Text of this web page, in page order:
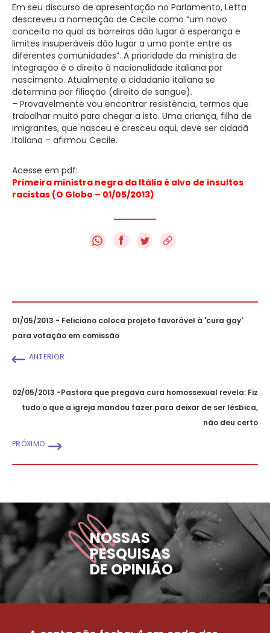
Em seu discurso de apresentação no Parlamento, Letta
descreveu a nomeação de Cecile como “um novo
conceito no qual as barreiras dão lugar à esperança e
limites insuperáveis dão lugar a uma ponte entre as
diferentes comunidades”. A prioridade da ministra de
Integração é o direito à nacionalidade italiana por
nascimento. Atualmente a cidadania italiana se
determina por filiação (direito de sangue).
– Provavelmente vou encontrar resistência, termos que
trabalhar muito para chegar a isto. Uma criança, filha de
imigrantes, que nasceu e cresceu aqui, deve ser cidadã
italiana – afirmou Cecile.
Acesse em pdf:
Primeira ministra negra da Itália é alvo de insultos
racistas (O Globo – 01/05/2013)
f
01/05/2013 - Feliciano coloca projeto favorável à 'cura gay'
para votação em comissão
ANTERIOR
02/05/2013 -Pastora que pregava cura homossexual revela: Fiz
tudo o que a igreja mandou fazer para deixar de ser lésbica,
não deu certo
PRÓXIMO
NOSSAS
PESQUISAS
DE OPINIÃO